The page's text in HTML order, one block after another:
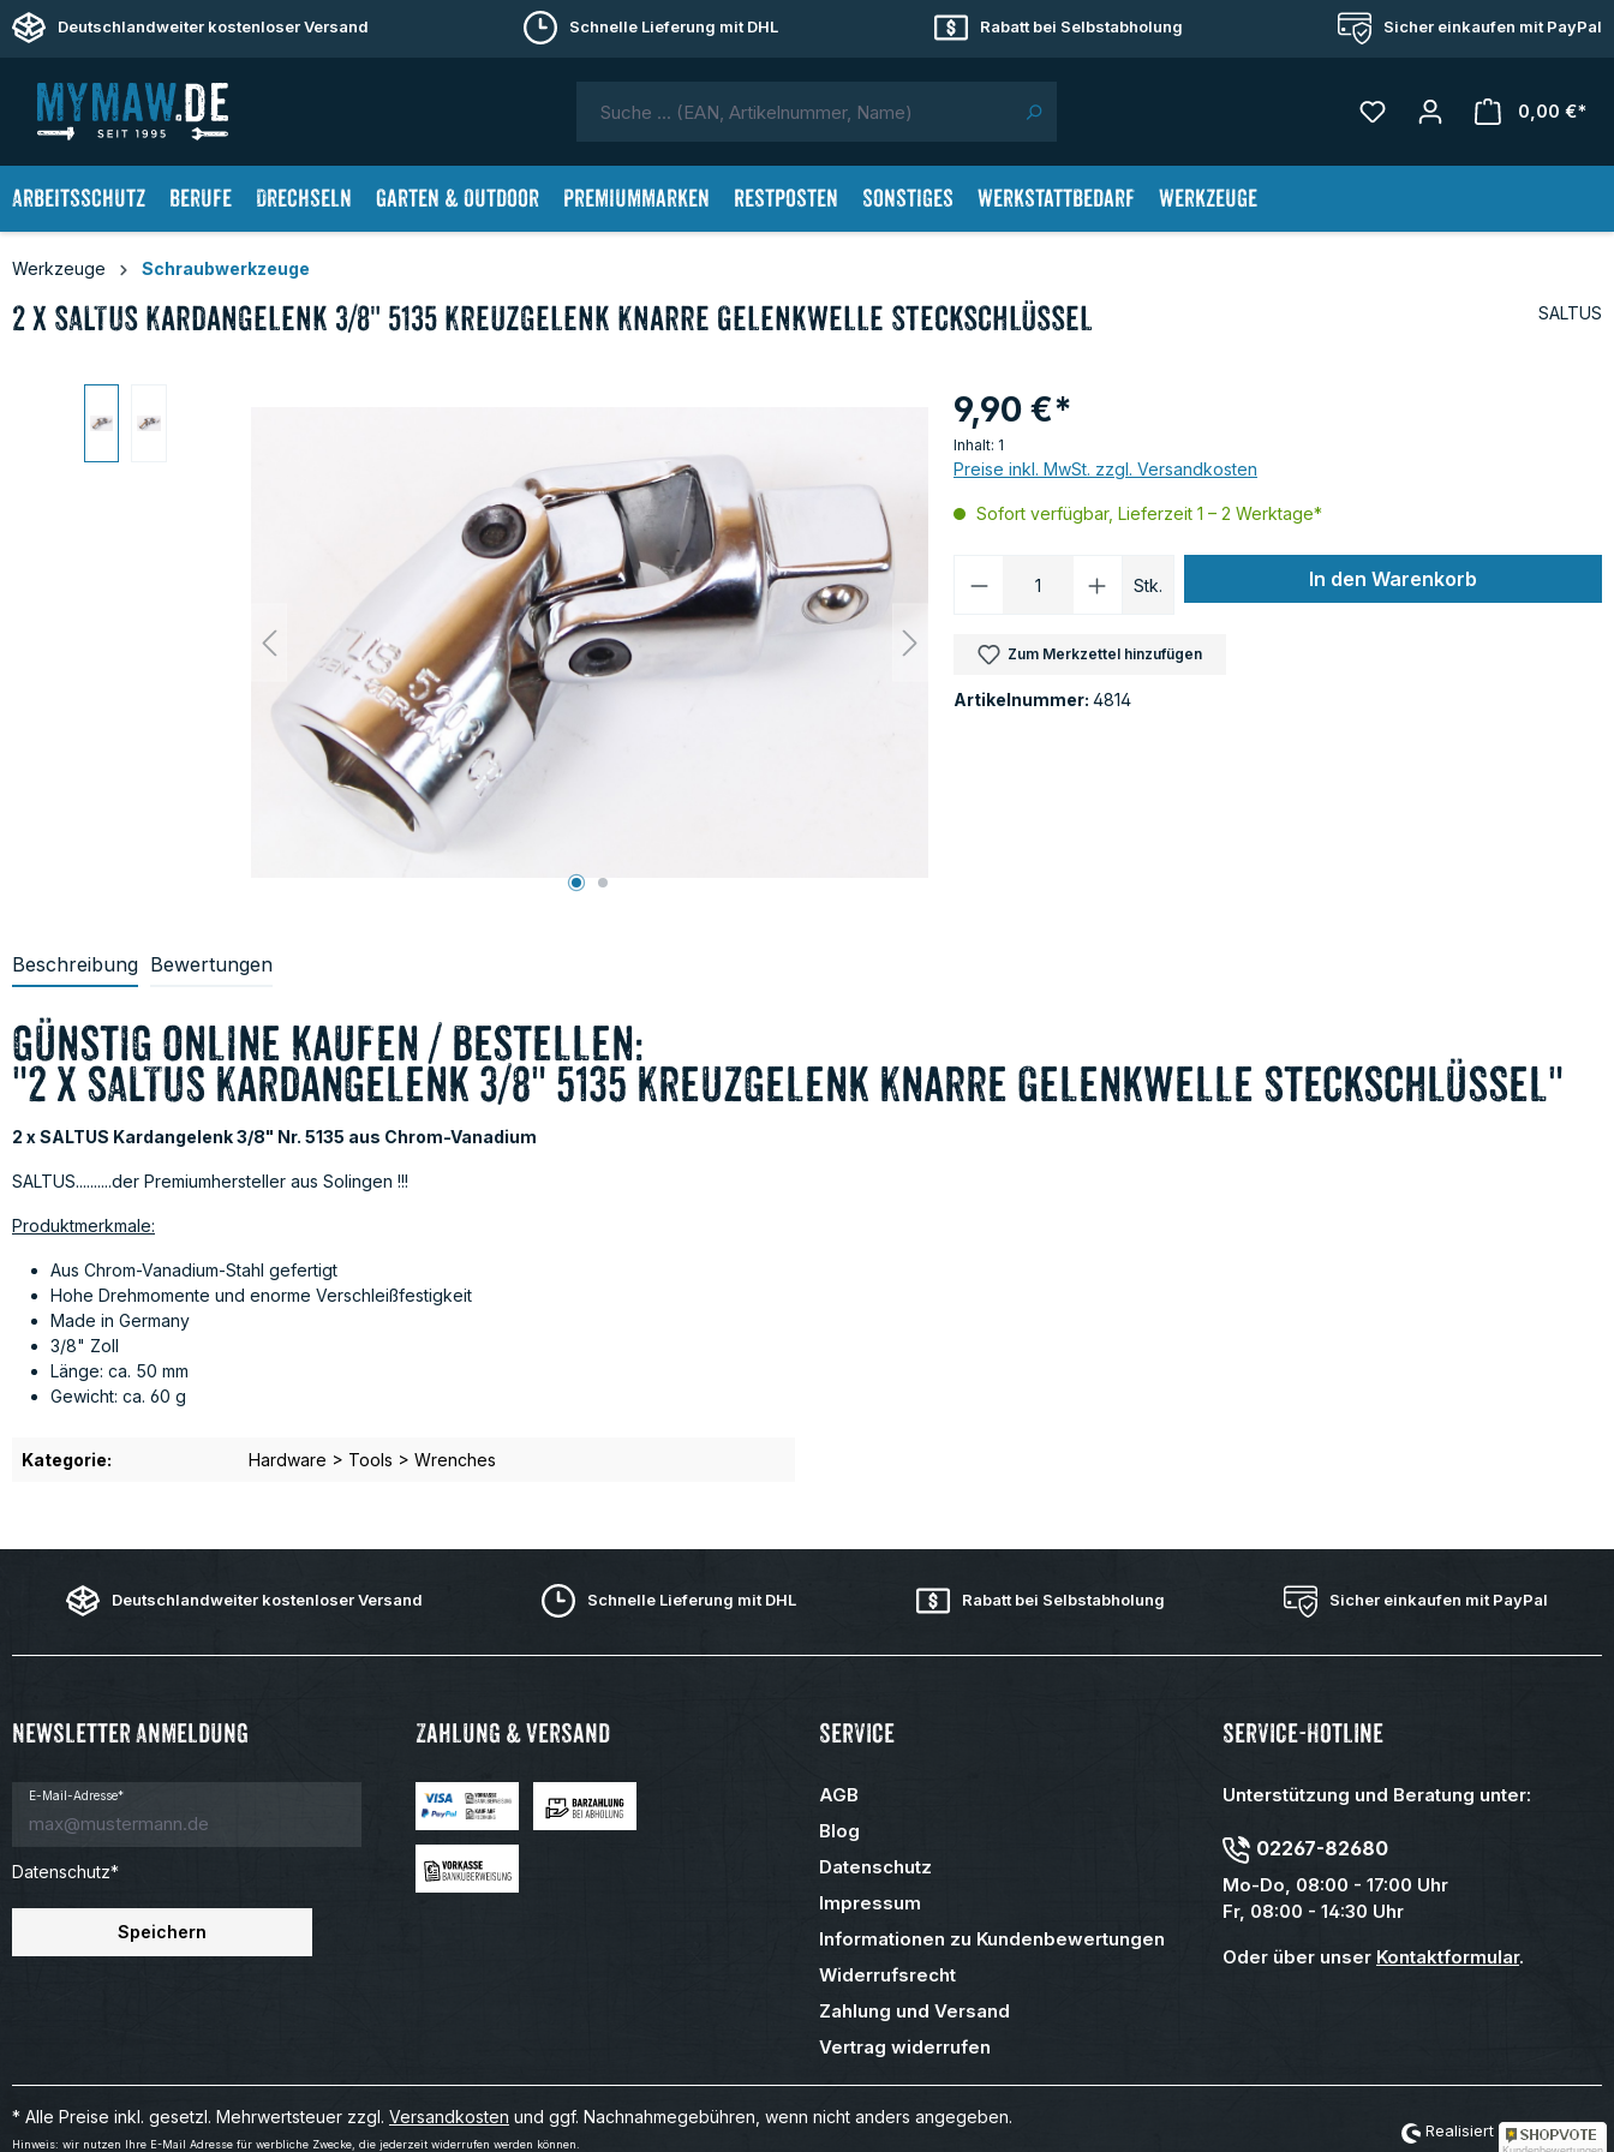
Zur Hauptnavigation springen
Deutschlandweiter kostenloser Versand Schnelle Lieferung mit DHL Rabatt bei Selbstabholung Sicher einkaufen mit PayPal
0,00 €*
Arbeitsschutz Berufe Drechseln Garten & Outdoor Premiummarken Restposten Sonstiges Werkstattbedarf Werkzeuge
Werkzeuge Schraubwerkzeuge
2 x SALTUS Kardangelenk 3/8" 5135 Kreuzgelenk Knarre Gelenkwelle Steckschlüssel SALTUS
9,90 €*
Inhalt: 1
Preise inkl. MwSt. zzgl. Versandkosten
Sofort verfügbar, Lieferzeit 1 – 2 Werktage*
Produkt Anzahl: Gib den gewünschten Wert
Stk. In den Warenkorb
Zum Merkzettel hinzufügen
Artikelnummer: 4814
Beschreibung Bewertungen
günstig online kaufen / bestellen:
"2 x SALTUS Kardangelenk 3/8" 5135 Kreuzgelenk Knarre Gelenkwelle Steckschlüssel"
2 x SALTUS Kardangelenk 3/8" Nr. 5135 aus Chrom-Vanadium
SALTUS..........der Premiumhersteller aus Solingen !!!
Produktmerkmale:
Aus Chrom-Vanadium-Stahl gefertigt
Hohe Drehmomente und enorme Verschleißfestigkeit
Made in Germany
3/8" Zoll
Länge: ca. 50 mm
Gewicht: ca. 60 g
Kategorie: Hardware > Tools > Wrenches
Deutschlandweiter kostenloser Versand Schnelle Lieferung mit DHL Rabatt bei Selbstabholung Sicher einkaufen mit PayPal
Newsletter Anmeldung
E-Mail-Adresse*
Datenschutz*
Speichern
Zahlung & Versand Service
AGB
Blog
Datenschutz
Impressum
Informationen zu Kundenbewertungen
Widerrufsrecht
Zahlung und Versand
Vertrag widerrufen
Service-Hotline
Unterstützung und Beratung unter:
02267-82680
Mo-Do, 08:00 - 17:00 Uhr
Fr, 08:00 - 14:30 Uhr
Oder über unser Kontaktformular.
* Alle Preise inkl. gesetzl. Mehrwertsteuer zzgl. Versandkosten und ggf. Nachnahmegebühren, wenn nicht anders angegeben.
Hinweis: wir nutzen Ihre E-Mail Adresse für werbliche Zwecke, die jederzeit widerrufen werden können.
Realisiert mit Shopware